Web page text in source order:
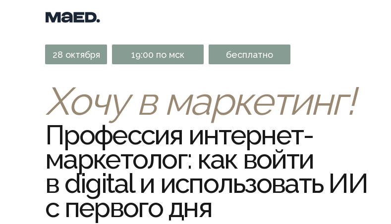
Профессия интернет-
маркетолог: как войти
в digital и использовать ИИ
с первого дня
Хочу в маркетинг!
28 октября 19:00 по мск бесплатно